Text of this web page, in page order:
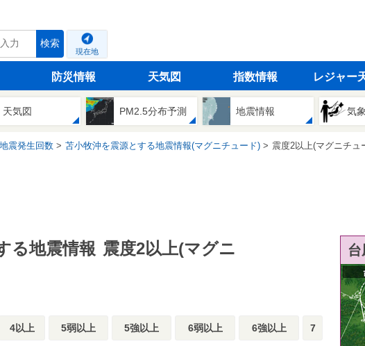
検索
現在地
防災情報 天気図 指数情報 レジャー
天気図 PM2.5分布予測 地震情報 気
震発生回数 苫小牧沖を震源とする地震情報(マグニチュード) 震度2以上(マグニチュ
る地震情報 震度2以上(マグニ
4以上 5弱以上 5強以上 6弱以上 6強以上 7